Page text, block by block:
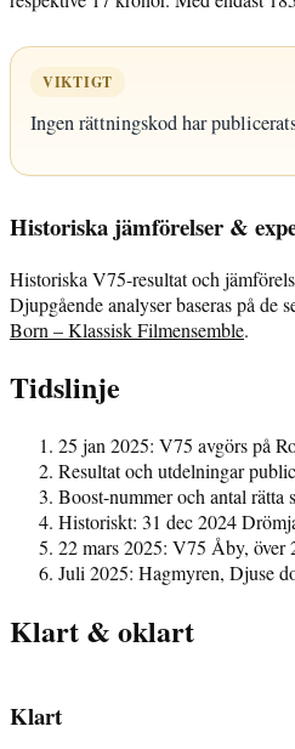
VIKTIGT
Ingen rättningskod har
Historiska jämförelser &
Historiska V75-resultat och
Djupgående analyser baseras på de
Born – Klassisk Filmensemble.
Tidslinje
25 jan 2025: V75 avgörs på
Resultat och utdelningar
Boost-nummer och antal rätta
Historiskt: 31 dec 2024
22 mars 2025: V75 Åby, över
Juli 2025: Hagmyren, Djuse
Klart & oklart
Klart